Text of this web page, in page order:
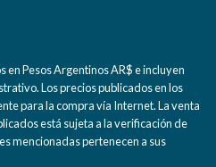
en Pesos Argentinos AR$ e incluyen
Los precios publicados en los
para la compra vía Internet. La venta
está sujeta a la verificación de
mencionadas pertenecen a sus